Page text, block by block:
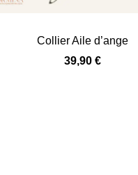
Collier Aile d’ange
39,90€